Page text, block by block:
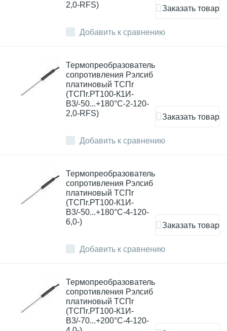
Добавить к сравнению
2,0-RFS)
Заказать товар
Добавить к сравнению
Термопреобразователь
сопротивления Рэлсиб
платиновый ТСПr
(ТСПr.РТ100-К1И-
В3/-50...+180°С-2-120-
2,0-RFS)
Заказать товар
Добавить к сравнению
Термопреобразователь
сопротивления Рэлсиб
платиновый ТСПr
(ТСПr.РТ100-К1И-
В3/-50...+180°С-4-120-
6,0-)
Заказать товар
Термопреобразователь
сопротивления Рэлсиб
платиновый ТСПr
(ТСПr.РТ100-К1И-
В3/-70...+200°С-4-120-